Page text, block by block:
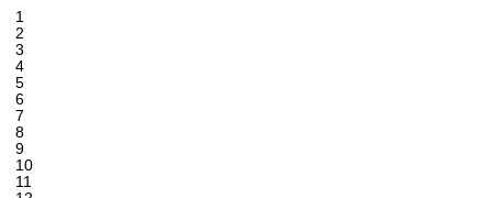
1
2
3
4
5
6
7
8
9
10
11